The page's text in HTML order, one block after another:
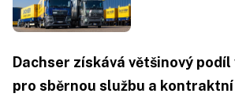
Dachser získává většinový
pro sběrnou službu a